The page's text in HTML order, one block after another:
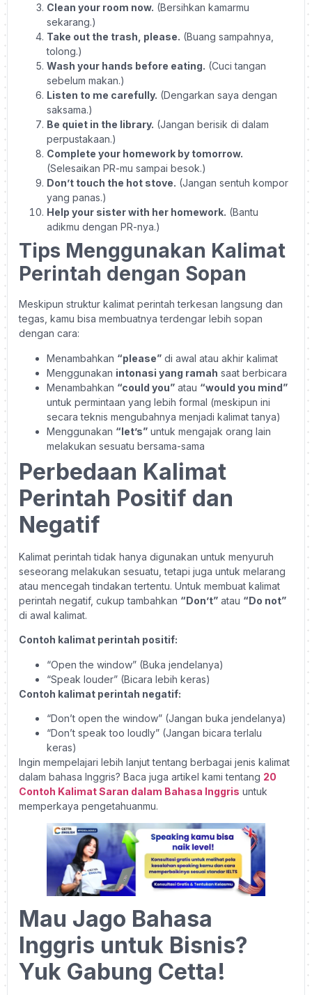
Clean your room now. (Bersihkan kamarmu
sekarang.)
Take out the trash, please. (Buang sampahnya,
tolong.)
Wash your hands before eating. (Cuci tangan
sebelum makan.)
Listen to me carefully. (Dengarkan saya dengan
saksama.)
Be quiet in the library. (Jangan berisik di dalam
perpustakaan.)
Complete your homework by tomorrow.
(Selesaikan PR-mu sampai besok.)
Don’t touch the hot stove. (Jangan sentuh kompor
yang panas.)
Help your sister with her homework. (Bantu
adikmu dengan PR-nya.)
Tips Menggunakan Kalimat
Perintah dengan Sopan
Meskipun struktur kalimat perintah terkesan langsung dan
tegas, kamu bisa membuatnya terdengar lebih sopan
dengan cara:
Menambahkan “please” di awal atau akhir kalimat
Menggunakan intonasi yang ramah saat berbicara
Menambahkan “could you” atau “would you mind”
untuk permintaan yang lebih formal (meskipun ini
secara teknis mengubahnya menjadi kalimat tanya)
Menggunakan “let’s” untuk mengajak orang lain
melakukan sesuatu bersama-sama
Perbedaan Kalimat
Perintah Positif dan
Negatif
Kalimat perintah tidak hanya digunakan untuk menyuruh
seseorang melakukan sesuatu, tetapi juga untuk melarang
atau mencegah tindakan tertentu. Untuk membuat kalimat
perintah negatif, cukup tambahkan “Don’t” atau “Do not”
di awal kalimat.
Contoh kalimat perintah positif:
“Open the window” (Buka jendelanya)
“Speak louder” (Bicara lebih keras)
Contoh kalimat perintah negatif:
“Don’t open the window” (Jangan buka jendelanya)
“Don’t speak too loudly” (Jangan bicara terlalu
keras)
Ingin mempelajari lebih lanjut tentang berbagai jenis kalimat
dalam bahasa Inggris? Baca juga artikel kami tentang 20
Contoh Kalimat Saran dalam Bahasa Inggris untuk
memperkaya pengetahuanmu.
Mau Jago Bahasa
Inggris untuk Bisnis?
Yuk Gabung Cetta!